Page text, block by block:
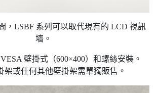
，LSBF 系列可以取代現有的 LCD 視訊
墻。
壁掛式（600×400）和螺絲安裝。
架或任何其他壁掛架需單獨販售。